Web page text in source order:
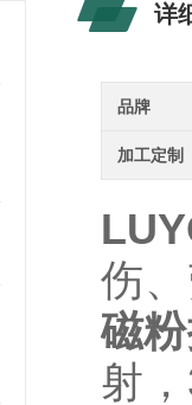
详
品牌
加工定制
伤
磁
射